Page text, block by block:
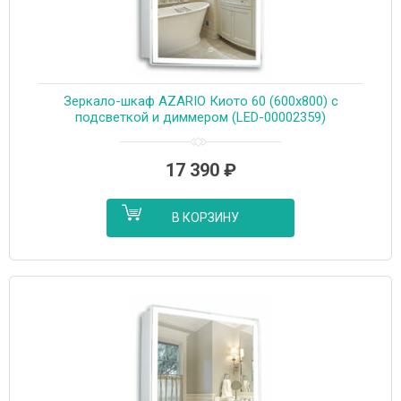
Зеркало-шкаф AZARIO Киото 60 (600х800) c
подсветкой и диммером (LED-00002359)
17 390 ₽
В КОРЗИНУ